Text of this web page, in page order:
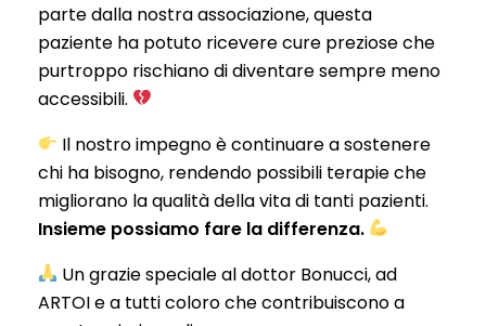
parte dalla nostra associazione, questa
paziente ha potuto ricevere cure preziose che
purtroppo rischiano di diventare sempre meno
accessibili.
Il nostro impegno è continuare a sostenere
chi ha bisogno, rendendo possibili terapie che
migliorano la qualità della vita di tanti pazienti.
Insieme possiamo fare la differenza.
Un grazie speciale al dottor Bonucci, ad
ARTOI e a tutti coloro che contribuiscono a